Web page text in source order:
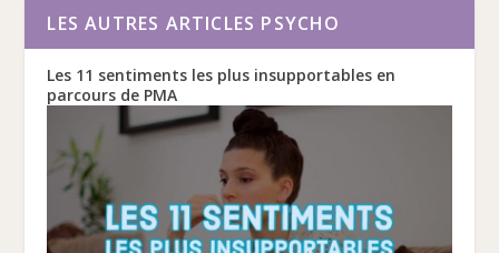
LES AUTRES ARTICLES PSYCHO
Les 11 sentiments les plus insupportables en
parcours de PMA